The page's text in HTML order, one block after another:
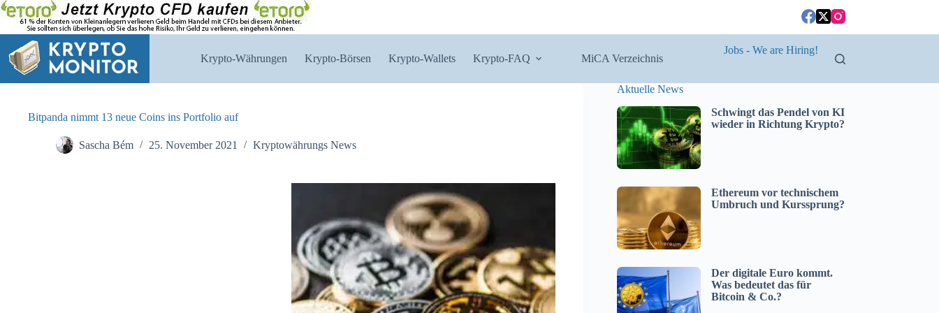
Zum
Inhalt
springen
Krypto-Währungen Krypto-Börsen Krypto-Wallets Krypto-FAQ MiCA Verzeichnis
Jobs - We are Hiring!
Bitpanda nimmt 13 neue Coins ins Portfolio auf
Sascha Bém 25. November 2021 Kryptowährungs News
Aktuelle News
Schwingt das Pendel von KI
wieder in Richtung Krypto?
Ethereum vor technischem
Umbruch und Kurssprung?
Der digitale Euro kommt.
Was bedeutet das für
Bitcoin & Co.?